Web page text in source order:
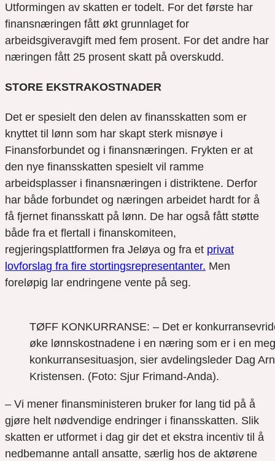
Utformingen av skatten er todelt. For det første har
finansnæringen fått økt grunnlaget for
arbeidsgiveravgift med fem prosent. For det andre har
næringen fått 25 prosent skatt på overskudd.
STORE EKSTRAKOSTNADER
Det er spesielt den delen av finansskatten som er
knyttet til lønn som har skapt sterk misnøye i
Finansforbundet og i finansnæringen. Frykten er at
den nye finansskatten spesielt vil ramme
arbeidsplasser i finansnæringen i distriktene. Derfor
har både forbundet og næringen arbeidet hardt for å
få fjernet finansskatt på lønn. De har også fått støtte
både fra et flertall i finanskomiteen,
regjeringsplattformen fra Jeløya og fra et privat
lovforslag fra fire stortingsrepresentanter. Men
foreløpig lar endringene vente på seg.
TØFF KONKURRANSE: – Det er
øke lønnskostnadene i en næring som er i en
konkurransesituasjon, sier avdelingsleder Dag
Kristensen. (Foto: Sjur Frimand-Anda).
– Vi mener finansministeren bruker for lang tid på å
gjøre helt nødvendige endringer i finansskatten. Slik
skatten er utformet i dag gir det et ekstra incentiv til å
nedbemanne antall ansatte, særlig hos de aktørene